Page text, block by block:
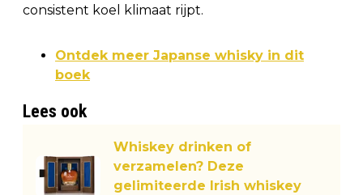
consistent koel klimaat rijpt.
Ontdek meer Japanse whisky in dit
boek
Lees ook
Whiskey drinken of
verzamelen? Deze
gelimiteerde Irish whiskey